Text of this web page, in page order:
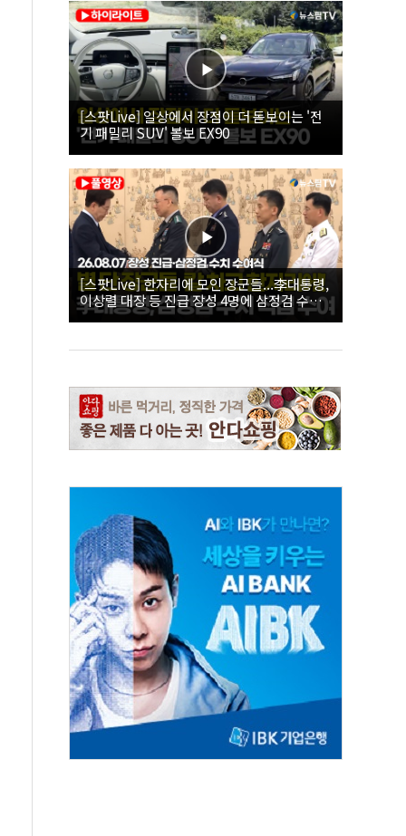
[스팟Live] 일상에서 장점이 더 돋보이는 '전
기 패밀리 SUV' 볼보 EX90
[스팟Live] 한자리에 모인 장군들...李대통령,
이상렬 대장 등 진급 장성 4명에 삼정검 수치
직접 수여｜26.08.07 장성 진급·삼정검 수치